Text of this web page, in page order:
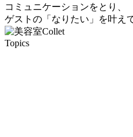
コミュニケーションをとり、
ゲストの「なりたい」を叶え
Topics